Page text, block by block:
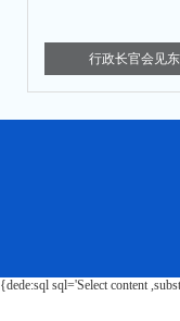
行政长官会见
{dede:sql sql='Select content